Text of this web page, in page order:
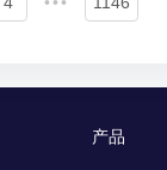
产品